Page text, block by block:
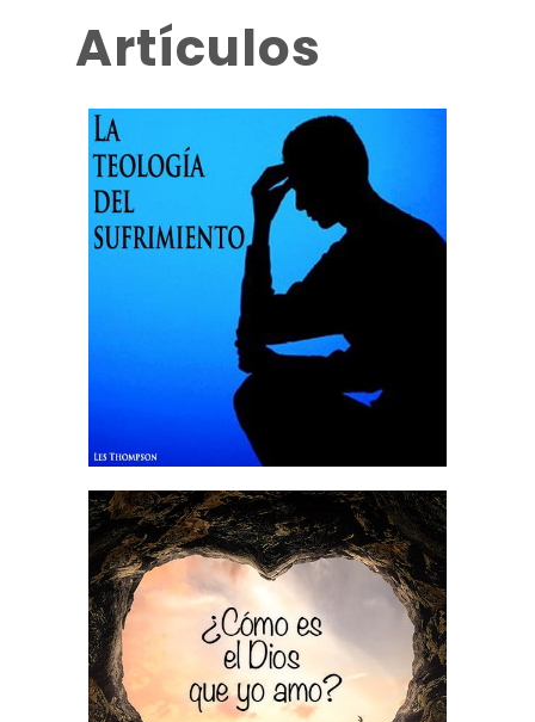
Artículos